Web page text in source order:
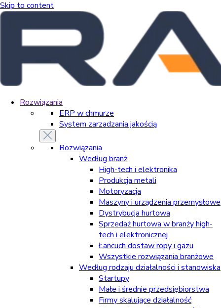
Skip to content
Rozwiązania
ERP w chmurze
System zarzadzania jakością
Rozwiązania
Według branż
High-tech i elektronika
Produkcja metali
Motoryzacja
Maszyny i urządzenia przemysłowe
Dystrybucja hurtowa
Sprzedaż hurtowa w branży high-
tech i elektronicznej
Łancuch dostaw ropy i gazu
Wszystkie rozwiązania branżowe
Według rodzaju działalności i stanowiska
Startupy
Małe i średnie przedsiębiorstwa
Firmy skalujące działalność